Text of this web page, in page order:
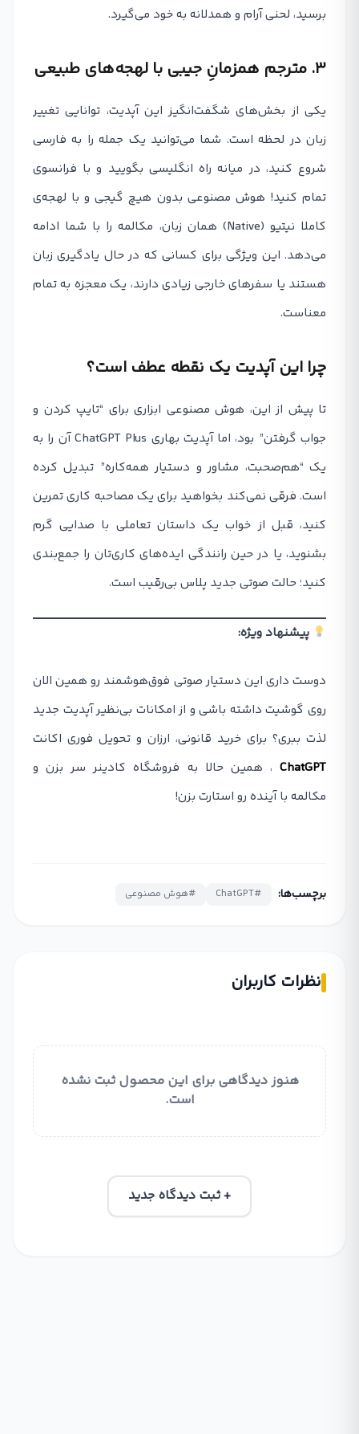
برسید، لحنی آرام و همدلانه به خود می‌گیرد.
۳. مترجم همزمانِ جیبی با لهجه‌های طبیعی
یکی از بخش‌های شگفت‌انگیز این آپدیت، توانایی تغییر
زبان در لحظه است. شما می‌توانید یک جمله را به فارسی
شروع کنید، در میانه راه انگلیسی بگویید و با فرانسوی
تمام کنید! هوش مصنوعی بدون هیچ گیجی و با لهجه‌ی
کاملا نیتیو (Native) همان زبان، مکالمه را با شما ادامه
می‌دهد. این ویژگی برای کسانی که در حال یادگیری زبان
هستند یا سفرهای خارجی زیادی دارند، یک معجزه به تمام
معناست.
چرا این آپدیت یک نقطه عطف است؟
تا پیش از این، هوش مصنوعی ابزاری برای “تایپ کردن و
جواب گرفتن” بود، اما آپدیت بهاری ChatGPT Plus آن را به
یک “هم‌صحبت، مشاور و دستیار همه‌کاره” تبدیل کرده
است. فرقی نمی‌کند بخواهید برای یک مصاحبه کاری تمرین
کنید، قبل از خواب یک داستان تعاملی با صدایی گرم
بشنوید، یا در حین رانندگی ایده‌های کاری‌تان را جمع‌بندی
کنید؛ حالت صوتی جدید پلاس بی‌رقیب است.
پیشنهاد ویژه:
دوست داری این دستیار صوتی فوق‌هوشمند رو همین الان
روی گوشیت داشته باشی و از امکانات بی‌نظیر آپدیت جدید
لذت ببری؟ برای خرید قانونی، ارزان و تحویل فوری اکانت
ChatGPT ، همین حالا به فروشگاه کادینر سر بزن و
مکالمه با آینده رو استارت بزن!
برچسب‌ها: #ChatGPT #هوش مصنوعی
نظرات کاربران
هنوز دیدگاهی برای این محصول ثبت نشده
است.
+ ثبت دیدگاه جدید